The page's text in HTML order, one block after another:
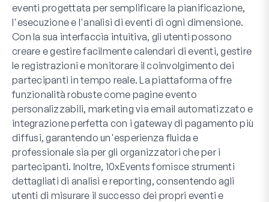
eventi progettata per semplificare la pianificazione,
l'esecuzione e l'analisi di eventi di ogni dimensione.
Con la sua interfaccia intuitiva, gli utenti possono
creare e gestire facilmente calendari di eventi, gestire
le registrazioni e monitorare il coinvolgimento dei
partecipanti in tempo reale. La piattaforma offre
funzionalità robuste come pagine evento
personalizzabili, marketing via email automatizzato e
integrazione perfetta con i gateway di pagamento più
diffusi, garantendo un'esperienza fluida e
professionale sia per gli organizzatori che per i
partecipanti. Inoltre, 10xEvents fornisce strumenti
dettagliati di analisi e reporting, consentendo agli
utenti di misurare il successo dei propri eventi e